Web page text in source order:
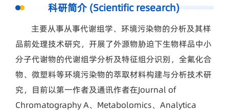
科研简介 (Scientific research)
主要从事从事代谢组学、环境污染物的分析及其样
品前处理技术研究，开展了外源物胁迫下生物样品中小
分子代谢物的代谢组学分析及特征组分识别，全氟化合
物、微塑料等环境污染物的萃取材料构建与分析技术研
究，目前以第一作者及通讯作者在Journal of
Chromatography A、Metabolomics、Analytica